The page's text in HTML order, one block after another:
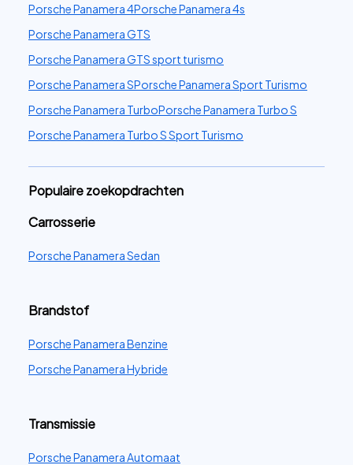
Porsche Panamera 4Porsche Panamera 4s
Porsche Panamera GTS
Porsche Panamera GTS sport turismo
Porsche Panamera SPorsche Panamera Sport Turismo
Porsche Panamera TurboPorsche Panamera Turbo S
Porsche Panamera Turbo S Sport Turismo
Populaire zoekopdrachten
Carrosserie
Porsche Panamera Sedan
Brandstof
Porsche Panamera Benzine
Porsche Panamera Hybride
Transmissie
Porsche Panamera Automaat